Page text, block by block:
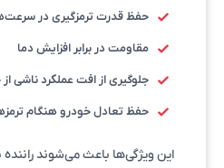
حفظ قدرت ترمزگیری در
مقاومت در برابر افزایش دما
جلوگیری از افت عملکرد ناشی از
حفظ تعادل خودرو هنگام
این ویژگی‌ها باعث می‌شوند راننده